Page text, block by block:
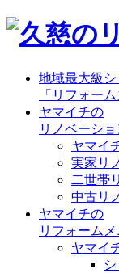
地域最大級
「リフォー
ヤマイチの
リノベーショ
ヤマイ
実家リ
二世帯
中古リ
ヤマイチの
リフォーム
ヤマイ